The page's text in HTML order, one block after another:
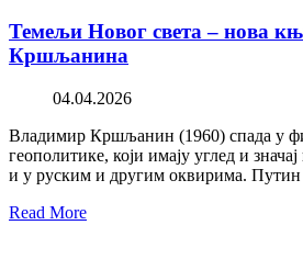
Темељи Новог света – нова
Кршљанина
04.04.2026
Владимир Кршљанин (1960) спада у
геополитике, који имају углед и
и у руским и другим оквирима.
Read More